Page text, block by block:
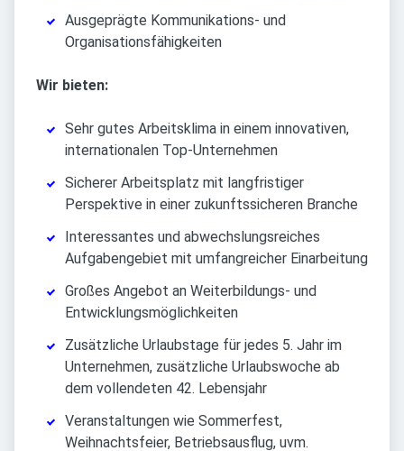
Ausgeprägte Kommunikations- und
Organisationsfähigkeiten
Wir bieten:
Sehr gutes Arbeitsklima in einem innovativen,
internationalen Top-Unternehmen
Sicherer Arbeitsplatz mit langfristiger
Perspektive in einer zukunftssicheren Branche
Interessantes und abwechslungsreiches
Aufgabengebiet mit umfangreicher Einarbeitung
Großes Angebot an Weiterbildungs- und
Entwicklungsmöglichkeiten
Zusätzliche Urlaubstage für jedes 5. Jahr im
Unternehmen, zusätzliche Urlaubswoche ab
dem vollendeten 42. Lebensjahr
Veranstaltungen wie Sommerfest,
Weihnachtsfeier, Betriebsausflug, uvm.